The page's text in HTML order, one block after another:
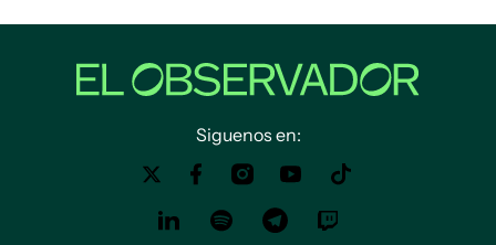
Siguenos en: